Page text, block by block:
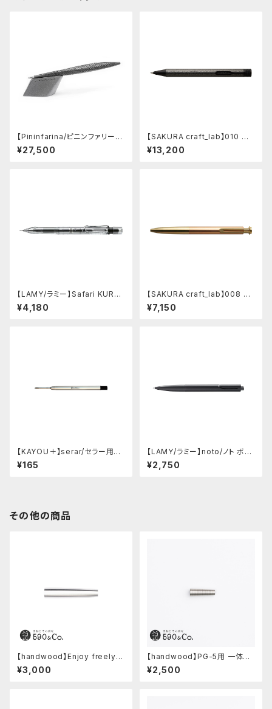
【Pininfarina/ピニンファリー
ナ】Speedform (チタン)
¥27,500
【SAKURA craft_lab】010 ゲ
ルインキボールペン (ハンマート
ーン チャコール)
¥13,200
【LAMY/ラミー】Safari KURU
TOGA inside シャープペンシ
ル (ビスタ)
¥4,180
【SAKURA craft_lab】008 ゲ
ルインキボールペン (アシッドピ
ンク)
¥7,150
【KAYOU＋】serar/セラー用リ
フィル
¥165
【LAMY/ラミー】noto/ノト ボー
ルペン・限定色 (オールブラック)
¥2,750
その他の商品
【handwood】Enjoy freely
後軸 (超超ジュラルミン)
¥3,000
【handwood】PG-5用 一体型
ノック部カバー (グルーブ/ステン
レス)
¥2,500